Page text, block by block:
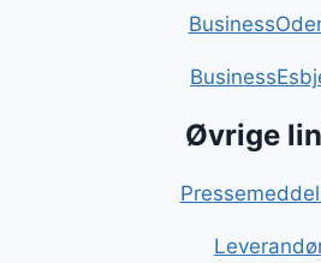
Øvrige